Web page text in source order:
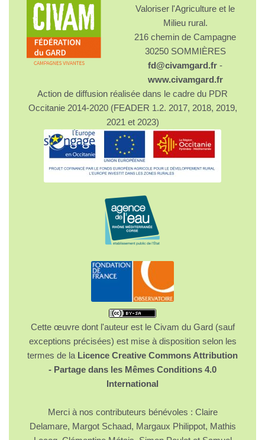
Valoriser l'Agriculture et le
Milieu rural.
216 chemin de Campagne
30250 SOMMIÈRES
fd@civamgard.fr -
www.civamgard.fr
Action de diffusion réalisée dans le cadre du PDR
Occitanie 2014-2020 (FEADER 1.2. 2017, 2018, 2019,
2021 et 2023)
Cette œuvre dont l'auteur est le Civam du Gard (sauf
exceptions précisées) est mise à disposition selon les
termes de la Licence Creative Commons Attribution
- Partage dans les Mêmes Conditions 4.0
International
Merci à nos contributeurs bénévoles : Claire
Delamare, Margot Schaad, Margaux Philippot, Mathis